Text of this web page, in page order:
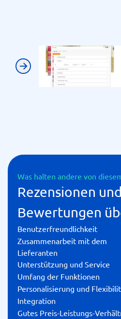
Previous
Was halten andere von
Rezensionen und
Bewertungen
Benutzerfreundlichkeit
Zusammenarbeit mit dem
Lieferanten
Unterstützung und Service
Umfang der Funktionen
Personalisierung und
Integration
Gutes Preis-Leistungs-